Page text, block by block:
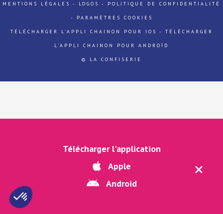
Télécharger l'application
Apple
Android
MENTIONS LÉGALES - LOGOS - POLITIQUE DE CONFIDENTIALITÉ
- PARAMÈTRES COOKIES
TÉLÉCHARGER L'APPLI CHAINON POUR IOS - TÉLÉCHARGER
L'APPLI CHAINON POUR ANDROÏD
© LA CONFISERIE